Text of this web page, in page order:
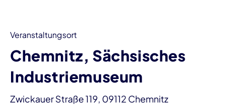
Veranstaltungsort
Chemnitz, Sächsisches
Industriemuseum
Zwickauer Straße 119, 09112 Chemnitz